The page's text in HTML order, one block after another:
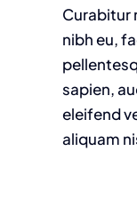
Curabitur
nibh eu,
sapien,
eleifend
aliquam